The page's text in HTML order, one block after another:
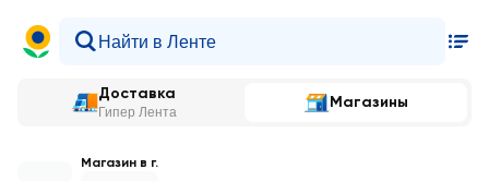
Доставка
Гипер Лента
Магазины
Магазин в г.